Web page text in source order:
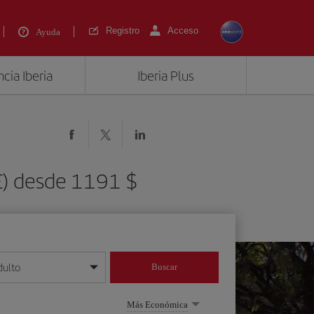
Ayuda Registro Acceso
Iberia Iberia Plus
desde 1191 $
mes/año
Buscar
Más Económica